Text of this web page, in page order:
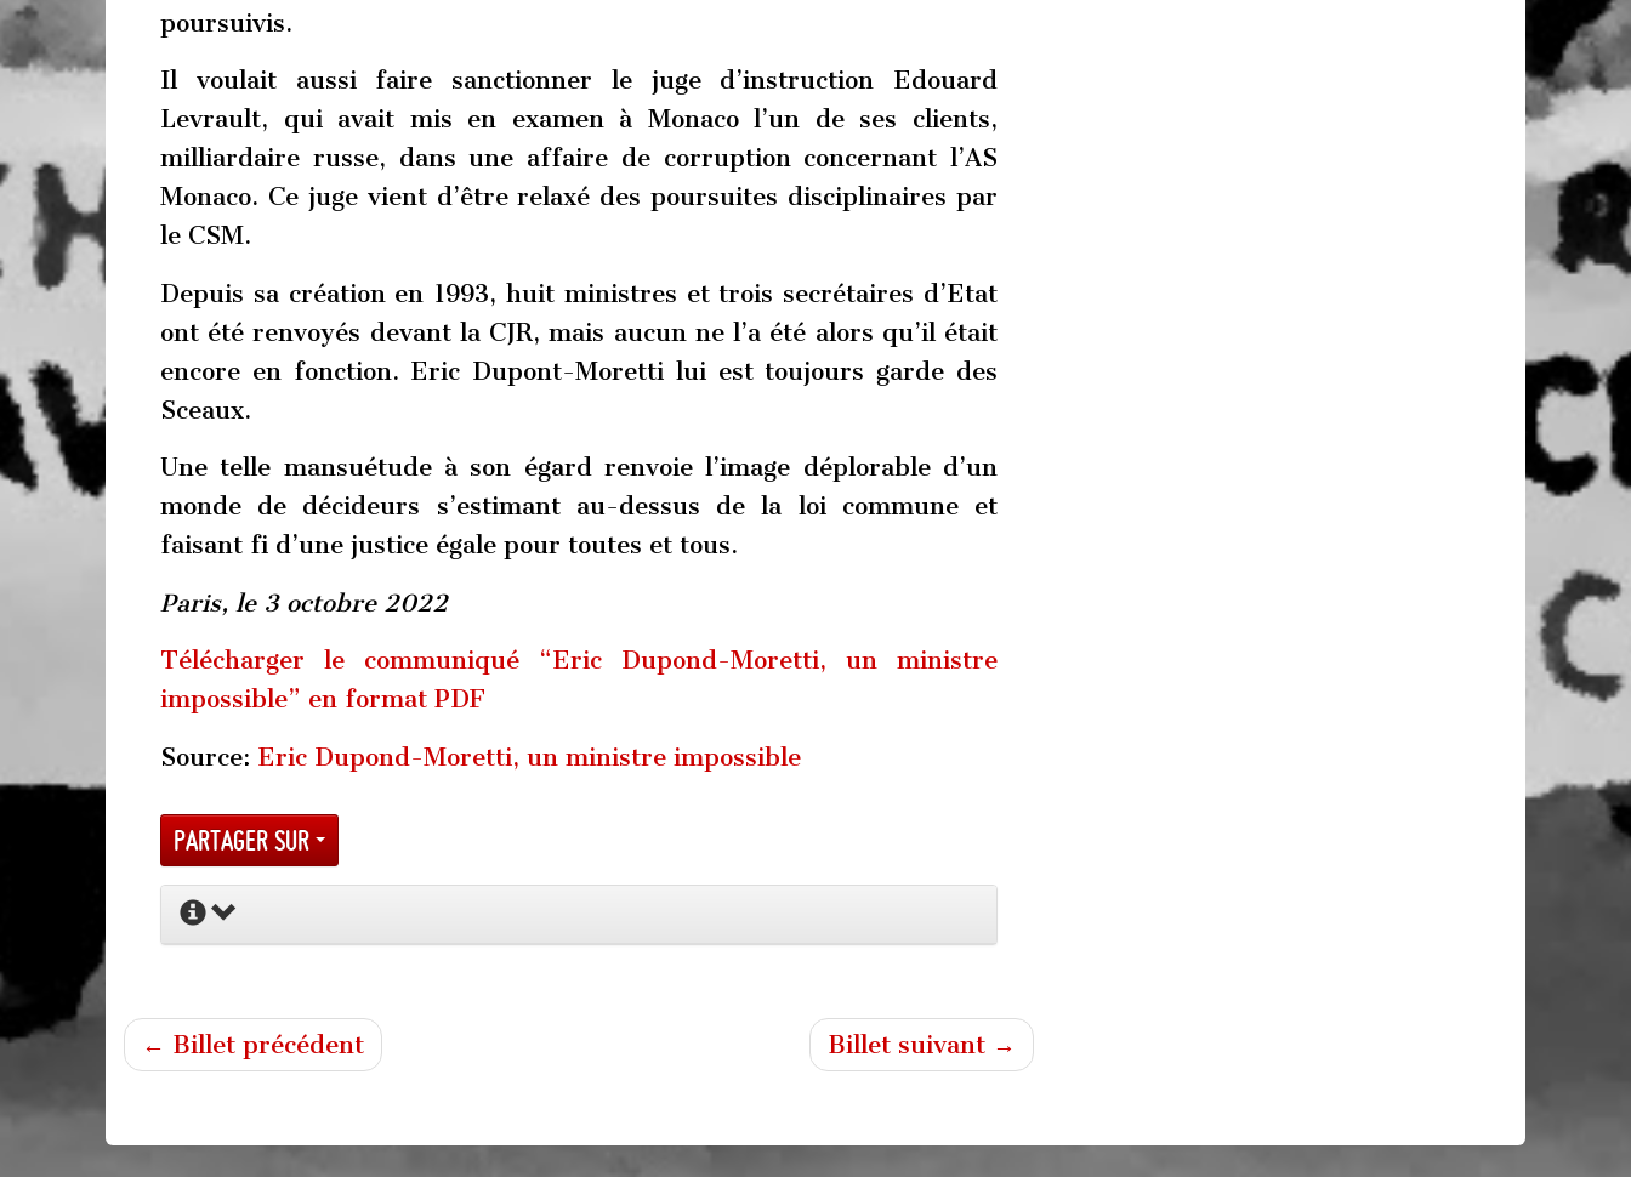
poursuivis.
Il voulait aussi faire sanctionner le juge d’instruction Edouard
Levrault, qui avait mis en examen à Monaco l’un de ses clients,
milliardaire russe, dans une affaire de corruption concernant l’AS
Monaco. Ce juge vient d’être relaxé des poursuites disciplinaires par
le CSM.
Depuis sa création en 1993, huit ministres et trois secrétaires d’Etat
ont été renvoyés devant la CJR, mais aucun ne l’a été alors qu’il était
encore en fonction. Eric Dupont-Moretti lui est toujours garde des
Sceaux.
Une telle mansuétude à son égard renvoie l’image déplorable d’un
monde de décideurs s’estimant au-dessus de la loi commune et
faisant fi d’une justice égale pour toutes et tous.
Paris, le 3 octobre 2022
Télécharger le communiqué “Eric Dupond-Moretti, un ministre
impossible” en format PDF
Source: Eric Dupond-Moretti, un ministre impossible
Partager sur
← Billet précédent Billet suivant →